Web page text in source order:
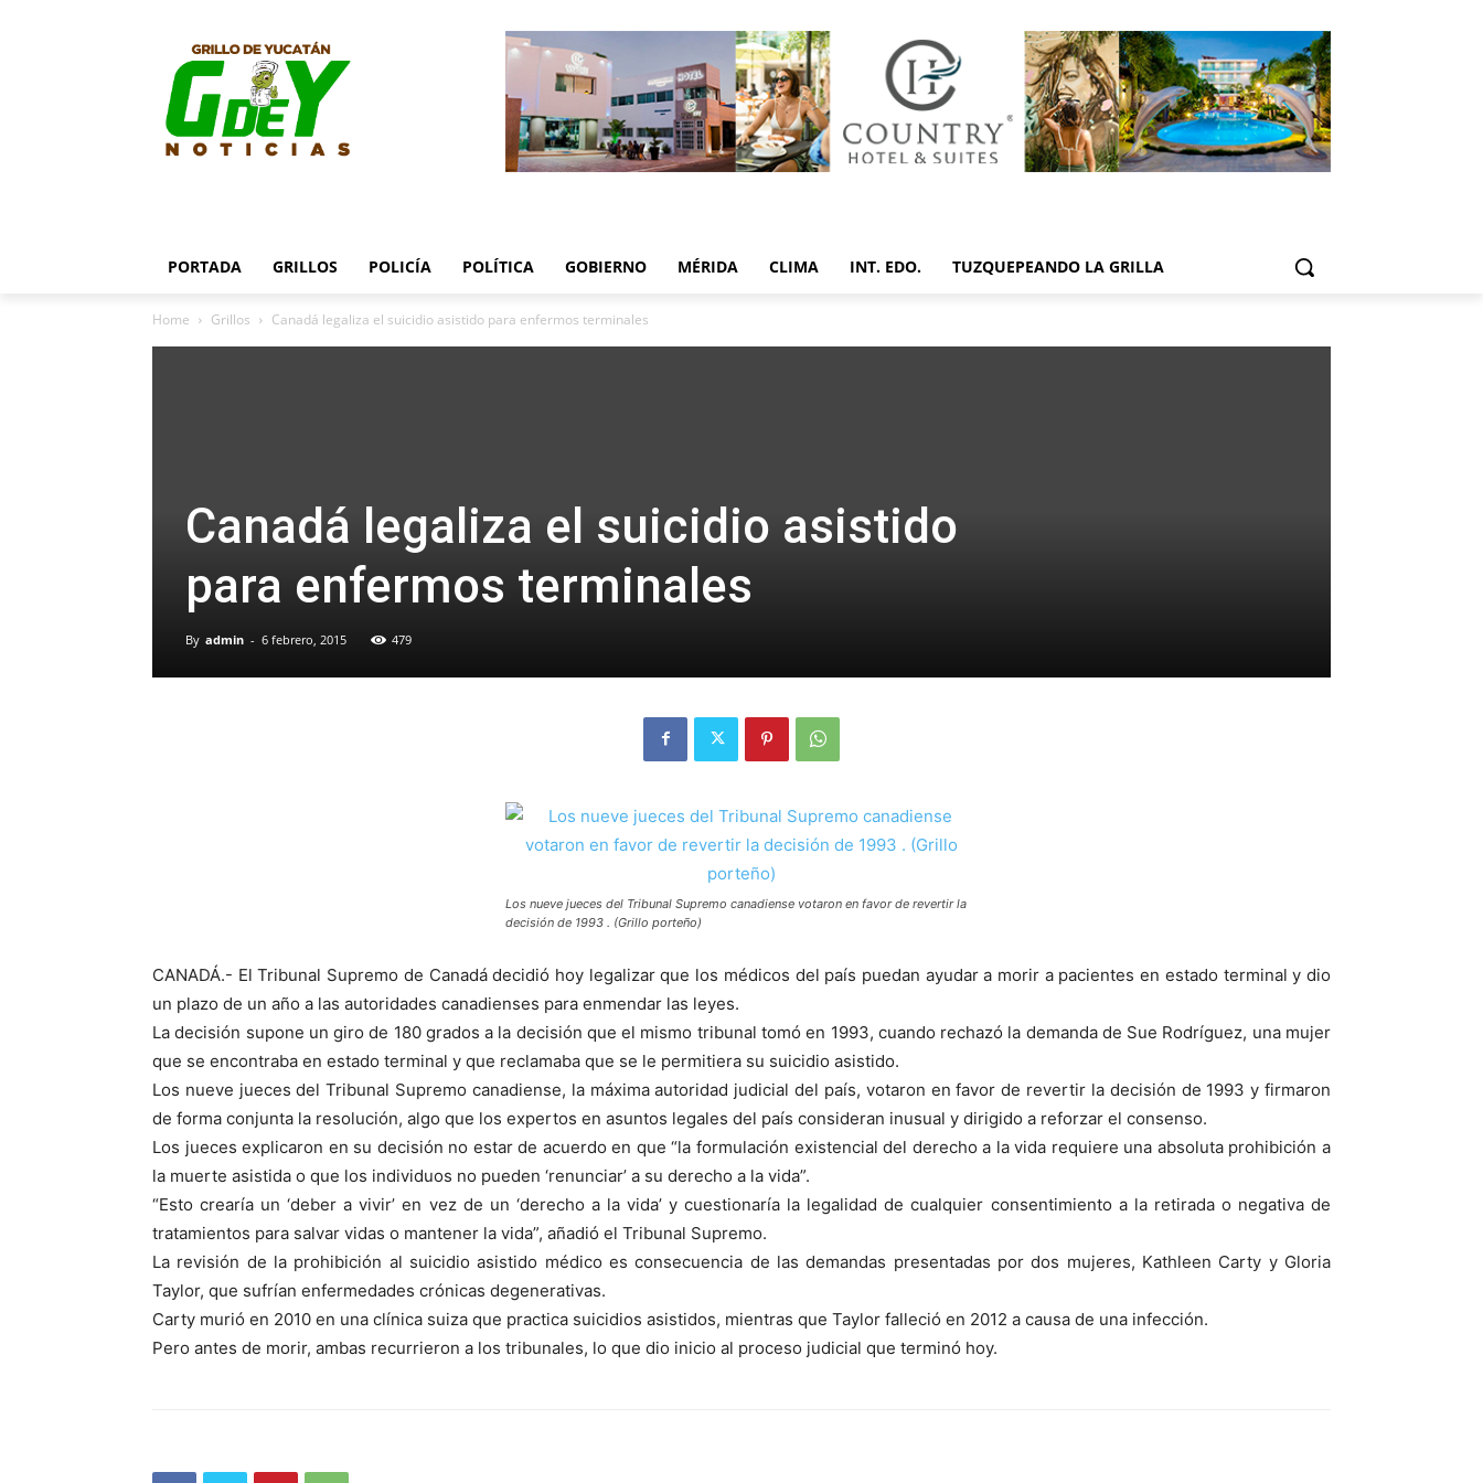
PORTADA GRILLOS POLICÍA POLÍTICA GOBIERNO MÉRIDA CLIMA INT. EDO. TUZQUEPEANDO LA GRILLA
Home Grillos Canadá legaliza el suicidio asistido para enfermos terminales
Canadá legaliza el suicidio asistido
para enfermos terminales
By admin - 6 febrero, 2015 479
Los nueve jueces del Tribunal Supremo canadiense votaron en favor de revertir la
decisión de 1993 . (Grillo porteño)
CANADÁ.- El Tribunal Supremo de Canadá decidió hoy legalizar que los médicos del país puedan ayudar a morir a pacientes en estado terminal y dio
un plazo de un año a las autoridades canadienses para enmendar las leyes.
La decisión supone un giro de 180 grados a la decisión que el mismo tribunal tomó en 1993, cuando rechazó la demanda de Sue Rodríguez, una mujer
que se encontraba en estado terminal y que reclamaba que se le permitiera su suicidio asistido.
Los nueve jueces del Tribunal Supremo canadiense, la máxima autoridad judicial del país, votaron en favor de revertir la decisión de 1993 y firmaron
de forma conjunta la resolución, algo que los expertos en asuntos legales del país consideran inusual y dirigido a reforzar el consenso.
Los jueces explicaron en su decisión no estar de acuerdo en que “la formulación existencial del derecho a la vida requiere una absoluta prohibición a
la muerte asistida o que los individuos no pueden ‘renunciar’ a su derecho a la vida”.
“Esto crearía un ‘deber a vivir’ en vez de un ‘derecho a la vida’ y cuestionaría la legalidad de cualquier consentimiento a la retirada o negativa de
tratamientos para salvar vidas o mantener la vida”, añadió el Tribunal Supremo.
La revisión de la prohibición al suicidio asistido médico es consecuencia de las demandas presentadas por dos mujeres, Kathleen Carty y Gloria
Taylor, que sufrían enfermedades crónicas degenerativas.
Carty murió en 2010 en una clínica suiza que practica suicidios asistidos, mientras que Taylor falleció en 2012 a causa de una infección.
Pero antes de morir, ambas recurrieron a los tribunales, lo que dio inicio al proceso judicial que terminó hoy.